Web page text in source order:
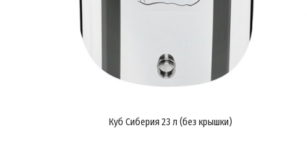
Куб Сиберия 23 л (без крышки)